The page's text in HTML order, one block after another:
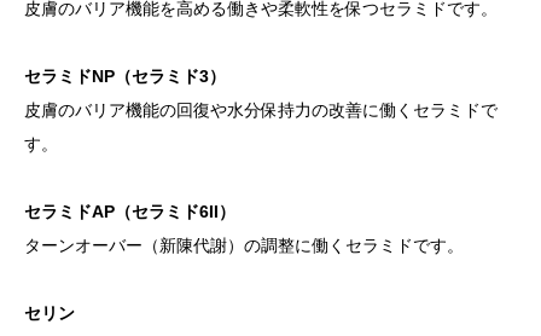
皮膚のバリア機能を高める働きや柔軟性を保つセラミドです。
セラミドNP（セラミド3）
皮膚のバリア機能の回復や水分保持力の改善に働くセラミドで
す。
セラミドAP（セラミド6II）
ターンオーバー（新陳代謝）の調整に働くセラミドです。
セリン